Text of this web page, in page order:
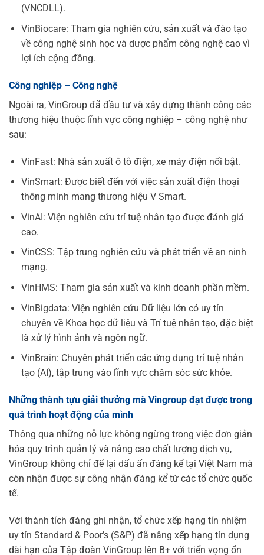
(VNCDLL).
VinBiocare: Tham gia nghiên cứu, sản xuất và đào tạo
về công nghệ sinh học và dược phẩm công nghệ cao vì
lợi ích cộng đồng.
Công nghiệp – Công nghệ
Ngoài ra, VinGroup đã đầu tư và xây dựng thành công các
thương hiệu thuộc lĩnh vực công nghiệp – công nghệ như
sau:
VinFast: Nhà sản xuất ô tô điện, xe máy điện nổi bật.
VinSmart: Được biết đến với việc sản xuất điện thoại
thông minh mang thương hiệu V Smart.
VinAI: Viện nghiên cứu trí tuệ nhân tạo được đánh giá
cao.
VinCSS: Tập trung nghiên cứu và phát triển về an ninh
mạng.
VinHMS: Tham gia sản xuất và kinh doanh phần mềm.
VinBigdata: Viện nghiên cứu Dữ liệu lớn có uy tín
chuyên về Khoa học dữ liệu và Trí tuệ nhân tạo, đặc biệt
là xử lý hình ảnh và ngôn ngữ.
VinBrain: Chuyên phát triển các ứng dụng trí tuệ nhân
tạo (AI), tập trung vào lĩnh vực chăm sóc sức khỏe.
Những thành tựu giải thưởng mà Vingroup đạt được trong
quá trình hoạt động của mình
Thông qua những nỗ lực không ngừng trong việc đơn giản
hóa quy trình quản lý và nâng cao chất lượng dịch vụ,
VinGroup không chỉ để lại dấu ấn đáng kể tại Việt Nam mà
còn nhận được sự công nhận đáng kể từ các tổ chức quốc
tế.
Với thành tích đáng ghi nhận, tổ chức xếp hạng tín nhiệm
uy tín Standard & Poor’s (S&P) đã nâng xếp hạng tín dụng
dài hạn của Tập đoàn VinGroup lên B+ với triển vọng ổn